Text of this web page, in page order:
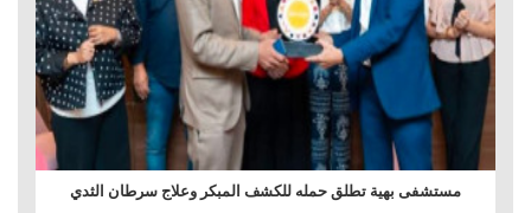
مستشفى بهية تطلق حمله للكشف المبكر وعلاج سرطان الثدي